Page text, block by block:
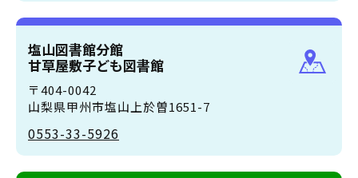
塩山図書館分館
甘草屋敷子ども図書館
〒404-0042
山梨県甲州市塩山上於曽1651-7
0553-33-5926